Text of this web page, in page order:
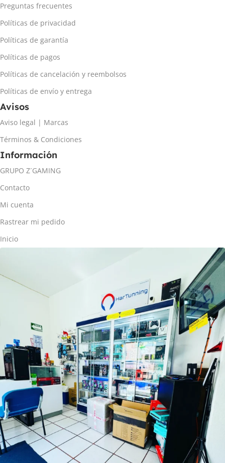
Preguntas frecuentes
Políticas de privacidad
Políticas de garantía
Políticas de pagos
Políticas de cancelación y reembolsos
Políticas de envío y entrega
Avisos
Aviso legal | Marcas
Términos & Condiciones
Información
GRUPO Z´GAMING
Contacto
Mi cuenta
Rastrear mi pedido
Inicio